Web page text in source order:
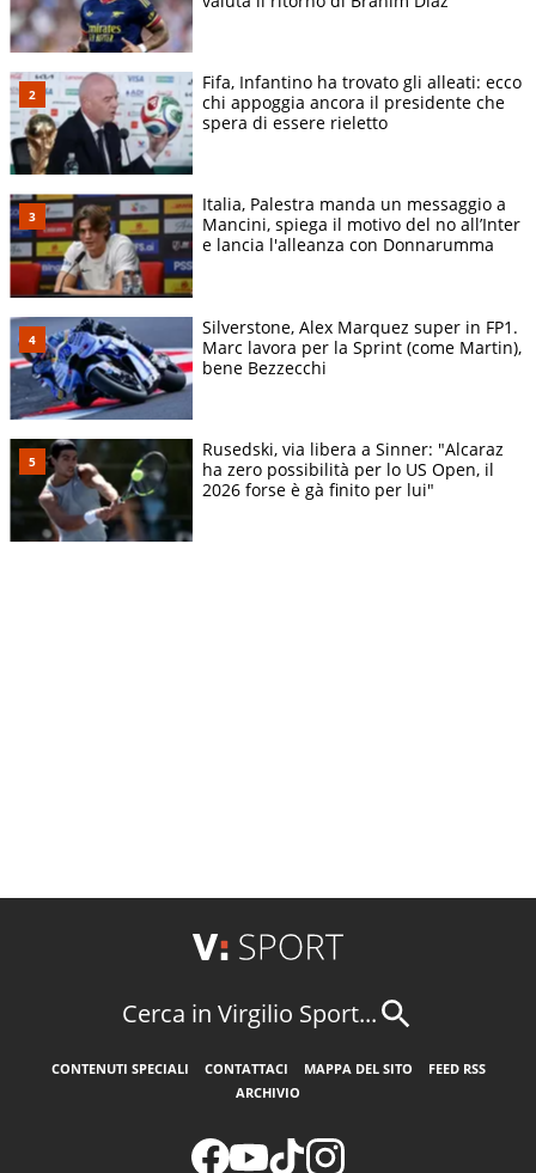
Fifa, Infantino ha trovato gli alleati: ecco
chi appoggia ancora il presidente che
spera di essere rieletto
Italia, Palestra manda un messaggio a
Mancini, spiega il motivo del no all’Inter
e lancia l'alleanza con Donnarumma
Silverstone, Alex Marquez super in FP1.
Marc lavora per la Sprint (come Martin),
bene Bezzecchi
Rusedski, via libera a Sinner: "Alcaraz
ha zero possibilità per lo US Open, il
2026 forse è gà finito per lui"
Cerca in Virgilio Sport...
CONTENUTI SPECIALI CONTATTACI MAPPA DEL SITO
FEED RSS
ARCHIVIO